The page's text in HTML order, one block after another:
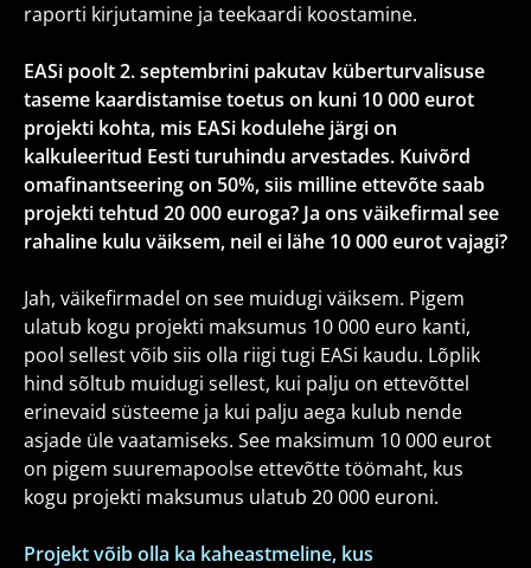
raporti kirjutamine ja teekaardi koostamine.
EASi poolt 2. septembrini pakutav küberturvalisuse
taseme kaardistamise toetus on kuni 10 000 eurot
projekti kohta, mis EASi kodulehe järgi on
kalkuleeritud Eesti turuhindu arvestades. Kuivõrd
omafinantseering on 50%, siis milline ettevõte saab
projekti tehtud 20 000 euroga? Ja ons väikefirmal see
rahaline kulu väiksem, neil ei lähe 10 000 eurot vajagi?
Jah, väikefirmadel on see muidugi väiksem. Pigem
ulatub kogu projekti maksumus 10 000 euro kanti,
pool sellest võib siis olla riigi tugi EASi kaudu. Lõplik
hind sõltub muidugi sellest, kui palju on ettevõttel
erinevaid süsteeme ja kui palju aega kulub nende
asjade üle vaatamiseks. See maksimum 10 000 eurot
on pigem suuremapoolse ettevõtte töömaht, kus
kogu projekti maksumus ulatub 20 000 euroni.
Projekt võib olla ka kaheastmeline, kus